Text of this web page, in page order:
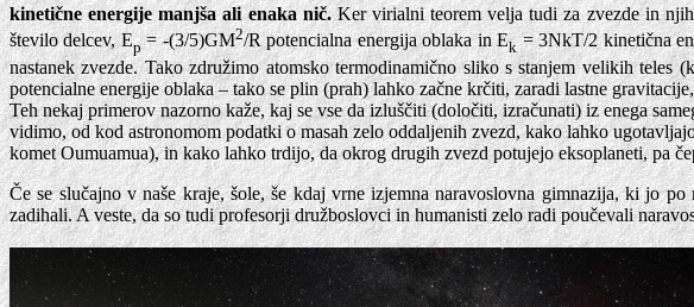
kinetične energije manjša ali enaka nič.Ker virialni teorem velja tudi za zvezde in
število delcev, Ep= -(3/5)GM2/R potencialna energija oblaka in Ek= 3NkT/2 kinetična
nastanek zvezde. Tako združimo atomsko termodinamično sliko s stanjem velikih
potencialne energije oblaka – tako se plin (prah) lahko začne krčiti, zaradi lastne
Teh nekaj primerov nazorno kaže, kaj se vse da izluščiti (določiti, izračunati) iz enega
vidimo, od kod astronomom podatki o masah zelo oddaljenih zvezd, kako lahko
komet Oumuamua), in kako lahko trdijo, da okrog drugih zvezd potujejo eksoplaneti, pa
Če se slučajno v naše kraje, šole, še kdaj vrne izjemna naravoslovna gimnazija, ki jo
zadihali. A veste, da so tudi profesorji družboslovci in humanisti zelo radi poučevali